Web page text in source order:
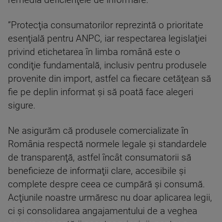
”Protecţia consumatorilor reprezintă o prioritate
esenţială pentru ANPC, iar respectarea legislaţiei
privind etichetarea în limba română este o
condiţie fundamentală, inclusiv pentru produsele
provenite din import, astfel ca fiecare cetăţean să
fie pe deplin informat şi să poată face alegeri
sigure.
Ne asigurăm că produsele comercializate în
România respectă normele legale şi standardele
de transparenţă, astfel încât consumatorii să
beneficieze de informaţii clare, accesibile şi
complete despre ceea ce cumpără şi consumă.
Acţiunile noastre urmăresc nu doar aplicarea legii,
ci şi consolidarea angajamentului de a veghea